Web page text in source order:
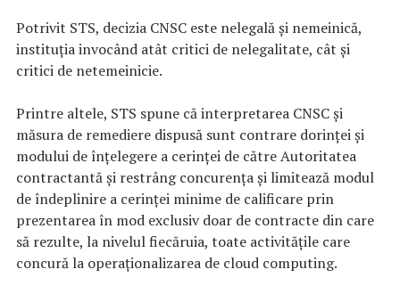
Potrivit STS, decizia CNSC este nelegală și nemeinică,
instituția invocând atât critici de nelegalitate, cât și
critici de netemeinicie.
Printre altele, STS spune că interpretarea CNSC și
măsura de remediere dispusă sunt contrare dorinței și
modului de înțelegere a cerinței de către Autoritatea
contractantă și restrâng concurența și limitează modul
de îndeplinire a cerinței minime de calificare prin
prezentarea în mod exclusiv doar de contracte din care
să rezulte, la nivelul fiecăruia, toate activitățile care
concură la operaționalizarea de cloud computing.